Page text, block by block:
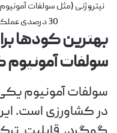
30 درصدی عملکرد محصولات منجر می شود.
بهترین کودها
سولفات آمونیوم
سولفات آمونیوم
در کشاورزی است.